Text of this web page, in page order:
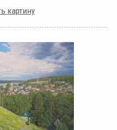
картину